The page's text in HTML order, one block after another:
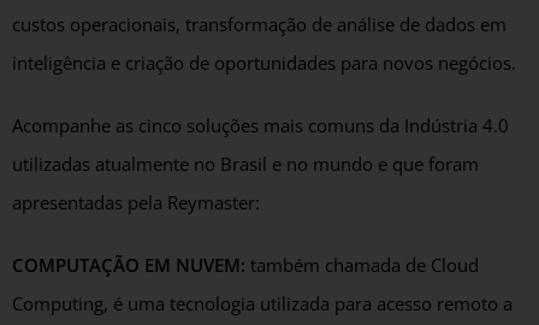
custos operacionais, transformação de análise de dados em
inteligência e criação de oportunidades para novos negócios.
Acompanhe as cinco soluções mais comuns da Indústria 4.0
utilizadas atualmente no Brasil e no mundo e que foram
apresentadas pela Reymaster:
COMPUTAÇÃO EM NUVEM: também chamada de Cloud
Computing, é uma tecnologia utilizada para acesso remoto a